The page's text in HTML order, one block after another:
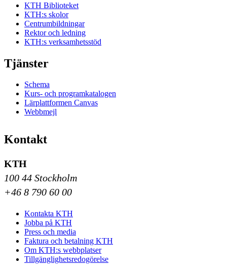
KTH Biblioteket
KTH:s skolor
Centrumbildningar
Rektor och ledning
KTH:s verksamhetsstöd
Tjänster
Schema
Kurs- och programkatalogen
Lärplattformen Canvas
Webbmejl
Kontakt
KTH
100 44 Stockholm
+46 8 790 60 00
Kontakta KTH
Jobba på KTH
Press och media
Faktura och betalning KTH
Om KTH:s webbplatser
Tillgänglighetsredogörelse